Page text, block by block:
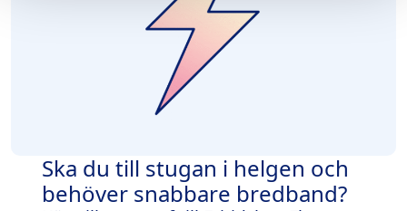
Ska du till stugan i helgen och
behöver snabbare bredband?